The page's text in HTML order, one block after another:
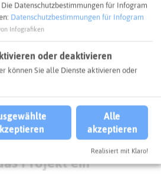
Projekt ein
Datenschutzbestimmungen für Infogram
Datenschutzbestimmungen für Infogram
Infografiken
oder deaktivieren
können Sie alle Dienste aktivieren oder
Alle
akzeptieren
Realisiert mit Klaro!